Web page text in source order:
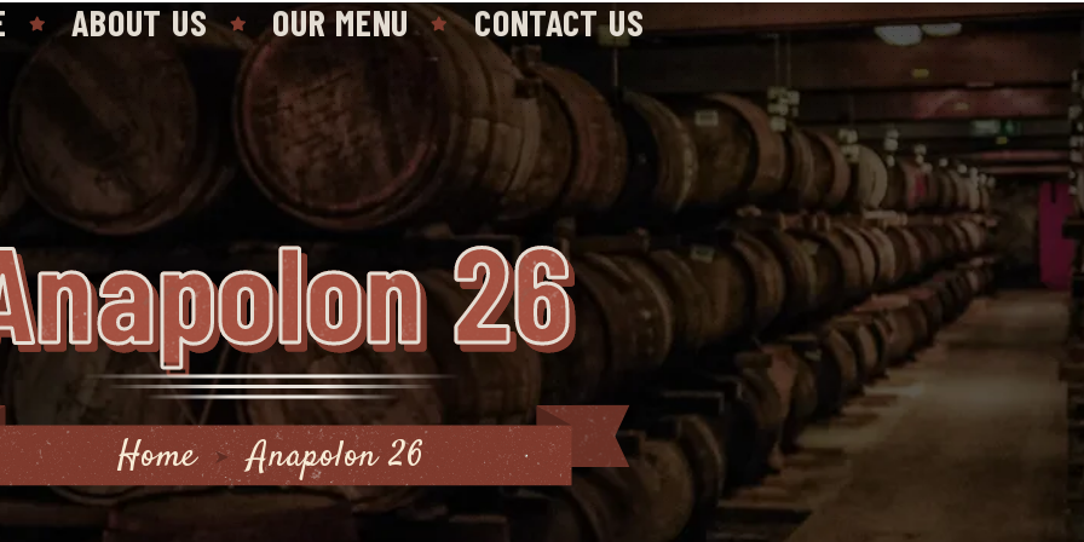
ABOUT US OUR MENU CONTACT US
26
Home Anapolon 26